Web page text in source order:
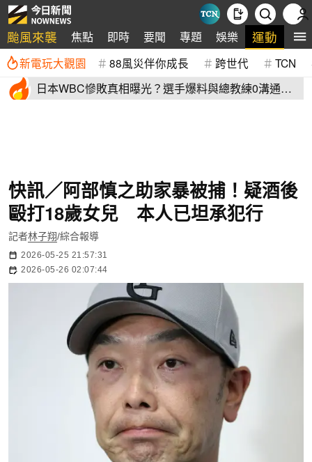
颱風來襲 焦點 即時 要聞 專題 娛樂 運動 全
新電玩大觀園 88風災伴你成長 跨世代 TCN
日本WBC慘敗真相曝光？選手爆料與總教練0溝通
快訊／阿部慎之助家暴被捕！疑酒後
毆打18歲女兒 本人已坦承犯行
記者林子翔/綜合報導
2026-05-25 21:57:31
2026-05-26 02:07:44